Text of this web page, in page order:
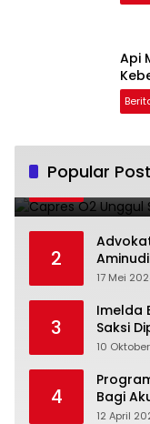
Api
Popular
1 Capres
2
17 Mei
3
Imelda
Saksi
10
4
Bagi
12 April